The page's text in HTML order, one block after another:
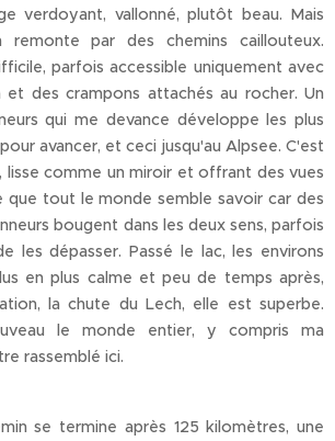
verdoyant, vallonné, plutôt beau. Mais
par des chemins caillouteux.
parfois accessible uniquement avec
des crampons attachés au rocher. Un
qui me devance développe les plus
avancer, et ceci jusqu'au Alpsee. C'est
lisse comme un miroir et offrant des vues
que tout le monde semble savoir car des
bougent dans les deux sens, parfois
les dépasser. Passé le lac, les environs
en plus calme et peu de temps après,
la chute du Lech, elle est superbe.
le monde entier, y compris ma
rassemblé ici.
se termine après 125 kilomètres, une